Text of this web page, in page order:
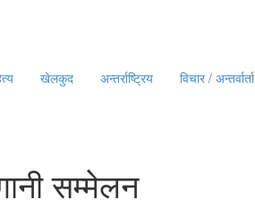
खेलकुद अन्तर्राष्ट्रिय विचार / अन्तर्वार्ता
सम्मेलन